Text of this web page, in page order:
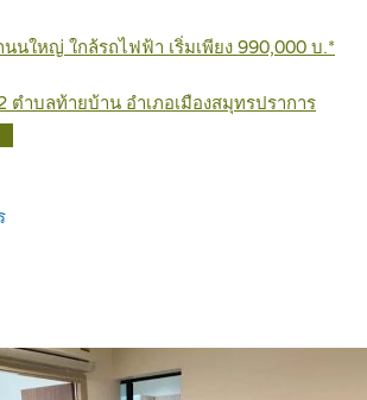
นใหญ่ ใกล้รถไฟฟ้า เริ่มเพียง 990,000 บ.*
ตำบลท้ายบ้าน อำเภอเมืองสมุทรปราการ